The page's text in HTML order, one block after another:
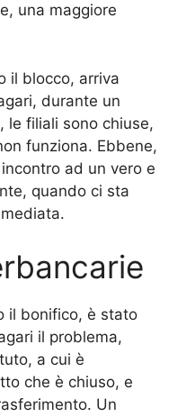
una maggiore
il blocco, arriva
durante un
le filiali sono chiuse,
funziona. Ebbene,
ad un vero e
quando ci sta
il bonifico, è stato
il problema,
a cui è
che è chiuso, e
Un